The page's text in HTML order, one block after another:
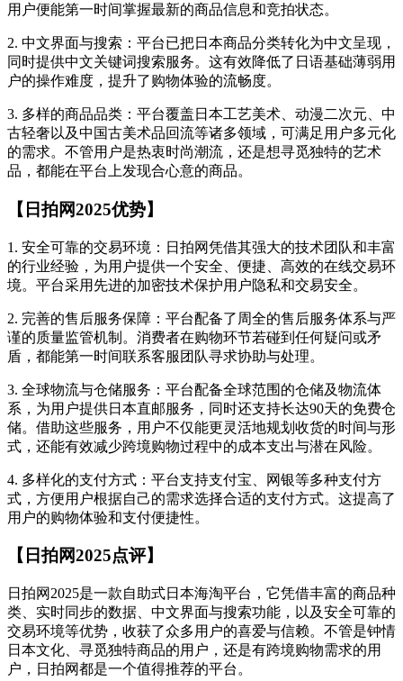
用户便能第一时间掌握最新的商品信息和竞拍状态。
2. 中文界面与搜索：平台已把日本商品分类转化为中文呈现，
同时提供中文关键词搜索服务。这有效降低了日语基础薄弱用
户的操作难度，提升了购物体验的流畅度。
3. 多样的商品品类：平台覆盖日本工艺美术、动漫二次元、中
古轻奢以及中国古美术品回流等诸多领域，可满足用户多元化
的需求。不管用户是热衷时尚潮流，还是想寻觅独特的艺术
品，都能在平台上发现合心意的商品。
【日拍网2025优势】
1. 安全可靠的交易环境：日拍网凭借其强大的技术团队和丰富
的行业经验，为用户提供一个安全、便捷、高效的在线交易环
境。平台采用先进的加密技术保护用户隐私和交易安全。
2. 完善的售后服务保障：平台配备了周全的售后服务体系与严
谨的质量监管机制。消费者在购物环节若碰到任何疑问或矛
盾，都能第一时间联系客服团队寻求协助与处理。
3. 全球物流与仓储服务：平台配备全球范围的仓储及物流体
系，为用户提供日本直邮服务，同时还支持长达90天的免费仓
储。借助这些服务，用户不仅能更灵活地规划收货的时间与形
式，还能有效减少跨境购物过程中的成本支出与潜在风险。
4. 多样化的支付方式：平台支持支付宝、网银等多种支付方
式，方便用户根据自己的需求选择合适的支付方式。这提高了
用户的购物体验和支付便捷性。
【日拍网2025点评】
日拍网2025是一款自助式日本海淘平台，它凭借丰富的商品种
类、实时同步的数据、中文界面与搜索功能，以及安全可靠的
交易环境等优势，收获了众多用户的喜爱与信赖。不管是钟情
日本文化、寻觅独特商品的用户，还是有跨境购物需求的用
户，日拍网都是一个值得推荐的平台。